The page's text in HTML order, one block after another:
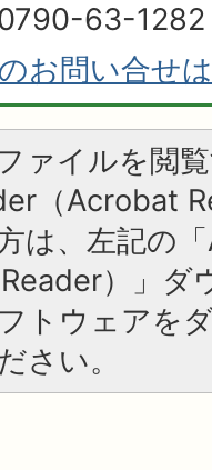
63-1282
お問い合せ
ァイルを閲
（Acrobat
は、左記の
）」ダ
トウェアを
さい。